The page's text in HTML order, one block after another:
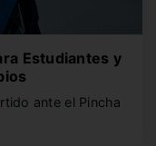
Estudiantes y
ante el Pincha